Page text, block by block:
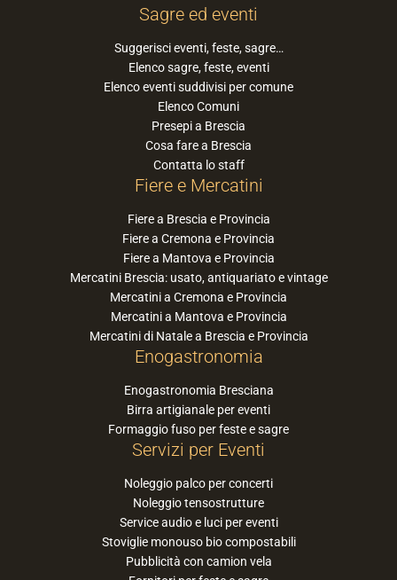
Sagre ed eventi
Suggerisci eventi, feste, sagre…
Elenco sagre, feste, eventi
Elenco eventi suddivisi per comune
Elenco Comuni
Presepi a Brescia
Cosa fare a Brescia
Contatta lo staff
Fiere e Mercatini
Fiere a Brescia e Provincia
Fiere a Cremona e Provincia
Fiere a Mantova e Provincia
Mercatini Brescia: usato, antiquariato e vintage
Mercatini a Cremona e Provincia
Mercatini a Mantova e Provincia
Mercatini di Natale a Brescia e Provincia
Enogastronomia
Enogastronomia Bresciana
Birra artigianale per eventi
Formaggio fuso per feste e sagre
Servizi per Eventi
Noleggio palco per concerti
Noleggio tensostrutture
Service audio e luci per eventi
Stoviglie monouso bio compostabili
Pubblicità con camion vela